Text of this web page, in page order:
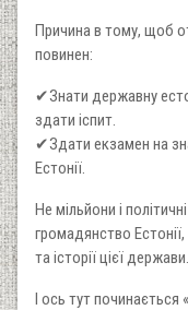
Причина в тому, щоб
повинен:
✔Знати державну
здати іспит.
✔Здати екзамен на
Естонії.
Не мільйони і
громадянство
та історії цієї держави.
І ось тут